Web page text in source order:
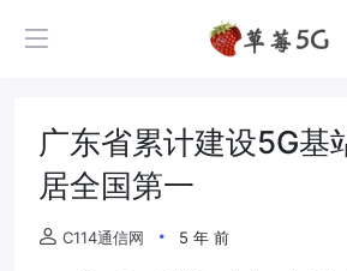
广东省累计建设5G基
居全国第一
C114通信网 5 年 前